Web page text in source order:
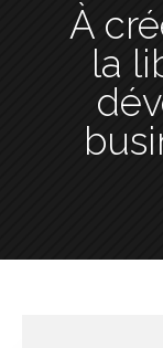
À
la